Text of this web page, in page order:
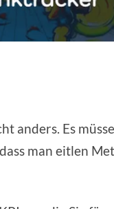
anders. Es
man eitlen